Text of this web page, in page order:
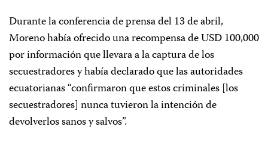
Durante la conferencia de prensa del 13 de abril,
Moreno había ofrecido una recompensa de USD 100,000
por información que llevara a la captura de los
secuestradores y había declarado que las autoridades
ecuatorianas “confirmaron que estos criminales [los
secuestradores] nunca tuvieron la intención de
devolverlos sanos y salvos”.